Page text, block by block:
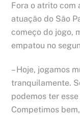
Fora o atrito com
atuação do São
começo do jogo,
empatou no
– Hoje, jogamos
tranquilamente.
podemos ter
Competimos